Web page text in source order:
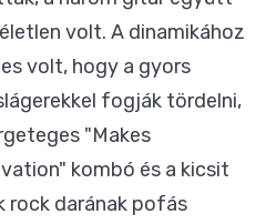
volt. A dinamikához
volt, hogy a gyors
fogják tördelni,
"Makes
kombó és a kicsit
rock darának pofás